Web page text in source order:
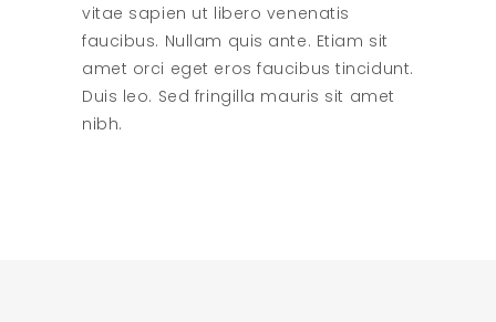
vitae sapien ut libero venenatis
faucibus. Nullam quis ante. Etiam sit
amet orci eget eros faucibus tincidunt.
Duis leo. Sed fringilla mauris sit amet
nibh.